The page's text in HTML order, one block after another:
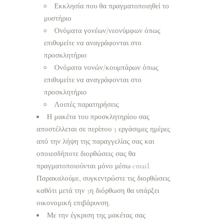
Εκκλησία που θα πραγματοποιηθεί το
μυστήριο
Ονόματα γονέων/νεονύμφων όπως
επιθυμείτε να αναγράφονται στο
προσκλητήριο
Ονόματα νονών/κουμπάρων όπως
επιθυμείτε να αναγράφονται στο
προσκλητήριο
Λοιπές παρατηρήσεις
Η μακέτα του προσκλητηρίου σας
αποστέλλεται σε περίπου 3 εργάσιμες ημέρες
από την λήψη της παραγγελίας σας και
οποιεσδήποτε διορθώσεις σας θα
πραγματοποιούνται μόνο μέσω email.
Παρακαλούμε, συγκεντρώστε τις διορθώσεις
καθότι μετά την 3η διόρθωση θα υπάρξει
οικονομική επιβάρυνση.
Με την έγκριση της μακέτας σας